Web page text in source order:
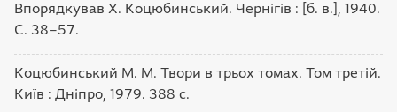
Впорядкував Х. Коцюбинський. Чернігів : [б. в.], 1940.
С. 38–57.
Коцюбинський М. М. Твори в трьох томах. Том третій.
Київ : Дніпро, 1979. 388 с.